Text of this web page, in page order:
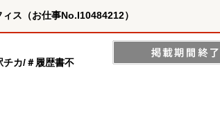
ス（お仕事No.I10484212）
カ/＃履歴書不